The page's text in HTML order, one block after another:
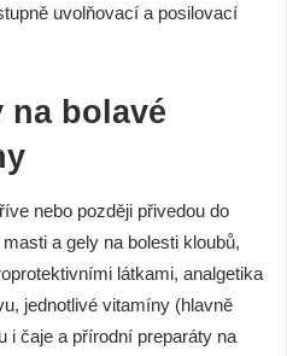
uvolňovací a posilovací
na bolavé
nebo později přivedou do
a gely na bolesti kloubů,
látkami, analgetika
jednotlivé vitamíny (hlavně
i čaje a přírodní preparáty na